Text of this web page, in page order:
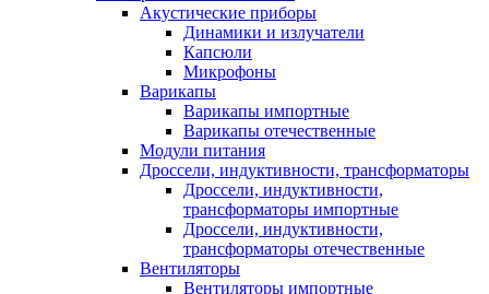
Акустические приборы
Динамики и излучатели
Капсюли
Микрофоны
Варикапы
Варикапы импортные
Варикапы отечественные
Модули питания
Дроссели, индуктивности, трансформаторы
Дроссели, индуктивности,
трансформаторы импортные
Дроссели, индуктивности,
трансформаторы отечественные
Вентиляторы
Вентиляторы импортные